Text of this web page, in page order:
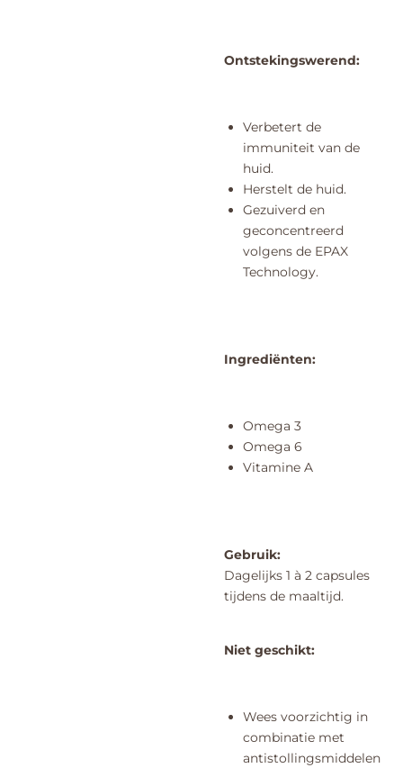
Ontstekingswerend:
Verbetert de
immuniteit van de
huid.
Herstelt de huid.
Gezuiverd en
geconcentreerd
volgens de EPAX
Technology.
Ingrediënten:
Omega 3
Omega 6
Vitamine A
Gebruik:
Dagelijks 1 à 2 capsules
tijdens de maaltijd.
Niet geschikt:
Wees voorzichtig in
combinatie met
antistollingsmiddelen